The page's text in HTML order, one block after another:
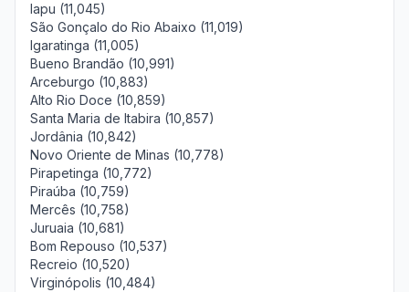
Iapu (11,045)
São Gonçalo do Rio Abaixo (11,019)
Igaratinga (11,005)
Bueno Brandão (10,991)
Arceburgo (10,883)
Alto Rio Doce (10,859)
Santa Maria de Itabira (10,857)
Jordânia (10,842)
Novo Oriente de Minas (10,778)
Pirapetinga (10,772)
Piraúba (10,759)
Mercês (10,758)
Juruaia (10,681)
Bom Repouso (10,537)
Recreio (10,520)
Virginópolis (10,484)